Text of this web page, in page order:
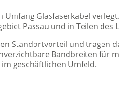
Glasfaserkabel
Passau und in Teilen des
Standortvorteil und tragen
Bandbreiten für
geschäftlichen Umfeld.